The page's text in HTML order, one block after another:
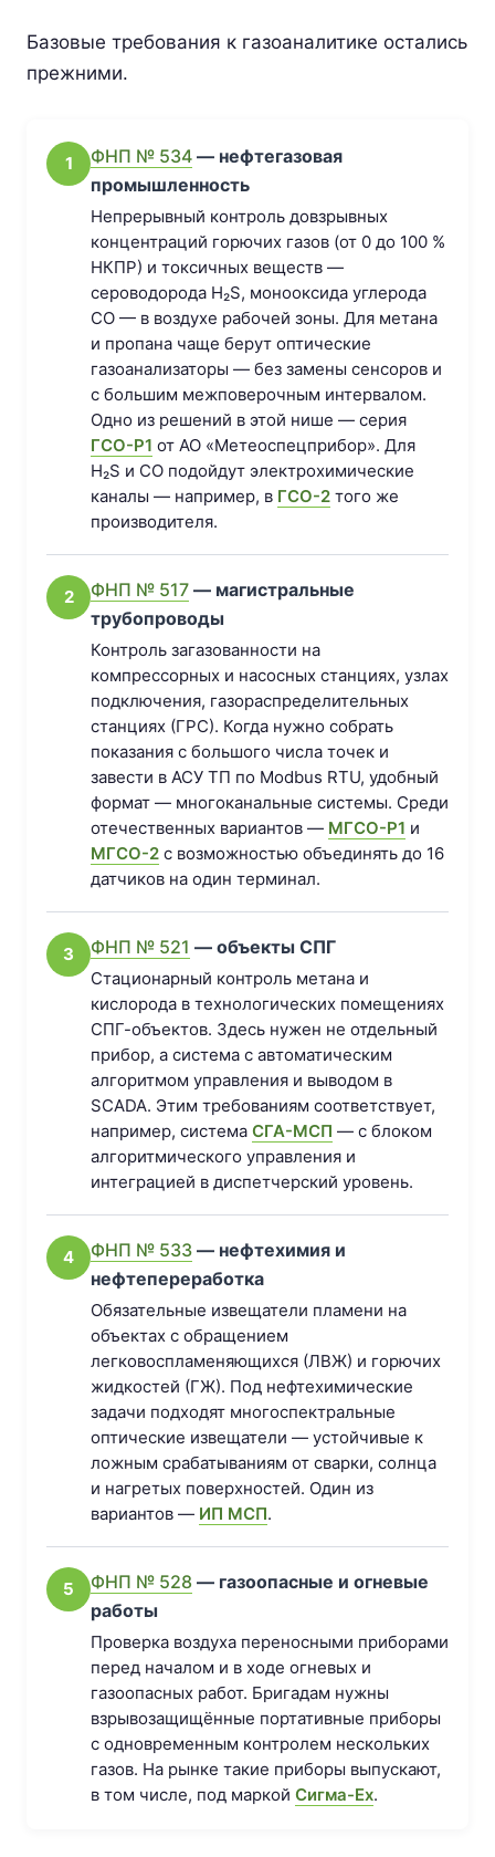
Базовые требования к газоаналитике остались
прежними.
1 ФНП № 534 — нефтегазовая
промышленность
Непрерывный контроль довзрывных
концентраций горючих газов (от 0 до 100 %
НКПР) и токсичных веществ —
сероводорода H₂S, монооксида углерода
CO — в воздухе рабочей зоны. Для метана
и пропана чаще берут оптические
газоанализаторы — без замены сенсоров и
с большим межповерочным интервалом.
Одно из решений в этой нише — серия
ГСО-Р1 от АО «Метеоспецприбор». Для
H₂S и CO подойдут электрохимические
каналы — например, в ГСО-2 того же
производителя.
2 ФНП № 517 — магистральные
трубопроводы
Контроль загазованности на
компрессорных и насосных станциях, узлах
подключения, газораспределительных
станциях (ГРС). Когда нужно собрать
показания с большого числа точек и
завести в АСУ ТП по Modbus RTU, удобный
формат — многоканальные системы. Среди
отечественных вариантов — МГСО-Р1 и
МГСО-2 с возможностью объединять до 16
датчиков на один терминал.
3 ФНП № 521 — объекты СПГ
Стационарный контроль метана и
кислорода в технологических помещениях
СПГ-объектов. Здесь нужен не отдельный
прибор, а система с автоматическим
алгоритмом управления и выводом в
SCADA. Этим требованиям соответствует,
например, система СГА-МСП — с блоком
алгоритмического управления и
интеграцией в диспетчерский уровень.
4 ФНП № 533 — нефтехимия и
нефтепереработка
Обязательные извещатели пламени на
объектах с обращением
легковоспламеняющихся (ЛВЖ) и горючих
жидкостей (ГЖ). Под нефтехимические
задачи подходят многоспектральные
оптические извещатели — устойчивые к
ложным срабатываниям от сварки, солнца
и нагретых поверхностей. Один из
вариантов — ИП МСП.
5 ФНП № 528 — газоопасные и огневые
работы
Проверка воздуха переносными приборами
перед началом и в ходе огневых и
газоопасных работ. Бригадам нужны
взрывозащищённые портативные приборы
с одновременным контролем нескольких
газов. На рынке такие приборы выпускают,
в том числе, под маркой Сигма-Ex.